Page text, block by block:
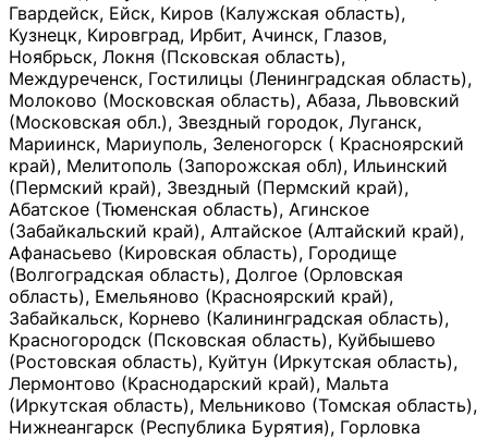
Гвардейск, Ейск, Киров (Калужская область),
Кузнецк, Кировград, Ирбит, Ачинск, Глазов,
Ноябрьск, Локня (Псковская область),
Междуреченск, Гостилицы (Ленинградская область),
Молоково (Московская область), Абаза, Львовский
(Московская обл.), Звездный городок, Луганск,
Мариинск, Мариуполь, Зеленогорск ( Красноярский
край), Мелитополь (Запорожская обл), Ильинский
(Пермский край), Звездный (Пермский край),
Абатское (Тюменская область), Агинское
(Забайкальский край), Алтайское (Алтайский край),
Афанасьево (Кировская область), Городище
(Волгоградская область), Долгое (Орловская
область), Емельяново (Красноярский край),
Забайкальск, Корнево (Калининградская область),
Красногородск (Псковская область), Куйбышево
(Ростовская область), Куйтун (Иркутская область),
Лермонтово (Краснодарский край), Мальта
(Иркутская область), Мельниково (Томская область),
Нижнеангарск (Республика Бурятия), Горловка